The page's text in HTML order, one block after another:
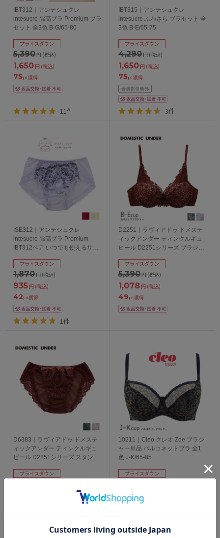
IBT312｜アンテシュクレ
intesucre 脇高ブラ Premium ブラ
セット 全3色 B-G/65-80
5,390円(税込)
プライスダウン
1,650円 (税込)
75pt獲得
11件
IBT315｜アンテシュクレ
intesucre ふわさら ブラセット 全
3色 B-E/65-75
4,290円(税込)
プライスダウン
1,650円 (税込)
75pt獲得
3件
ISE312｜アンテシュクレ
intesucre 脇高ブラ Premium
IBT312ペア いつでも使えるサニ
1,870円(税込)
プライスダウン
935円 (税込)
42pt獲得
1件
D2251｜ラヴィアドゥ ドメステ
ィックアンダー ティンクルギュ
ピール D2251シリーズ ブラジャ
5,390円(税込)
プライスダウン
1,078円 (税込)
49pt獲得
D6383｜ラヴィアドゥ ドメステ
ィックアンダー ティンクルギュ
ピール D2251シリーズ スタンダ
プライスダウン
10211｜Cleo クレオ Zoe ブラジ
ャー単品 バルコネットブラ 全1
色 J-K/65-85
プライスダウン
5,225円
237